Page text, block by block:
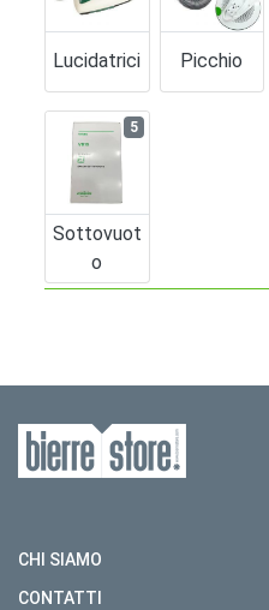
Lucidatrici Picchio
Sottovuot
O
5
CHI SIAMO
CONTATTI